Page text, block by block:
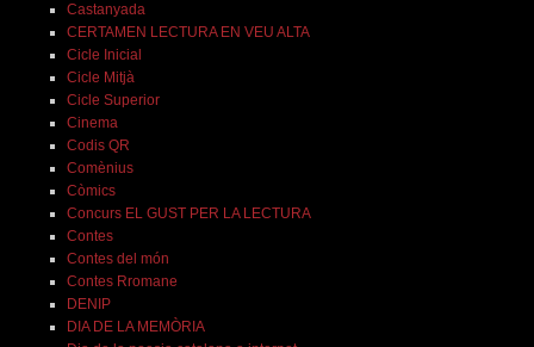
Castanyada
CERTAMEN LECTURA EN VEU ALTA
Cicle Inicial
Cicle Mitjà
Cicle Superior
Cinema
Codis QR
Comènius
Còmics
Concurs EL GUST PER LA LECTURA
Contes
Contes del món
Contes Rromane
DENIP
DIA DE LA MEMÒRIA